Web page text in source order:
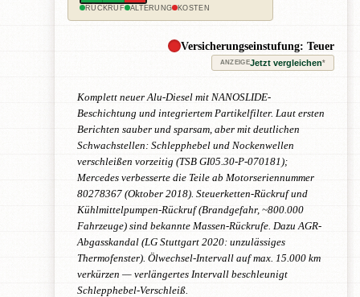
RÜCKRUF ALTERUNG KOSTEN
Versicherungseinstufung: Teuer
ANZEIGEJetzt vergleichen*
Komplett neuer Alu-Diesel mit NANOSLIDE-
Beschichtung und integriertem Partikelfilter. Laut ersten
Berichten sauber und sparsam, aber mit deutlichen
Schwachstellen: Schlepphebel und Nockenwellen
verschleißen vorzeitig (TSB GI05.30-P-070181);
Mercedes verbesserte die Teile ab Motorseriennummer
80278367 (Oktober 2018). Steuerketten-Rückruf und
Kühlmittelpumpen-Rückruf (Brandgefahr, ~800.000
Fahrzeuge) sind bekannte Massen-Rückrufe. Dazu AGR-
Abgasskandal (LG Stuttgart 2020: unzulässiges
Thermofenster). Ölwechsel-Intervall auf max. 15.000 km
verkürzen — verlängertes Intervall beschleunigt
Schlepphebel-Verschleiß.